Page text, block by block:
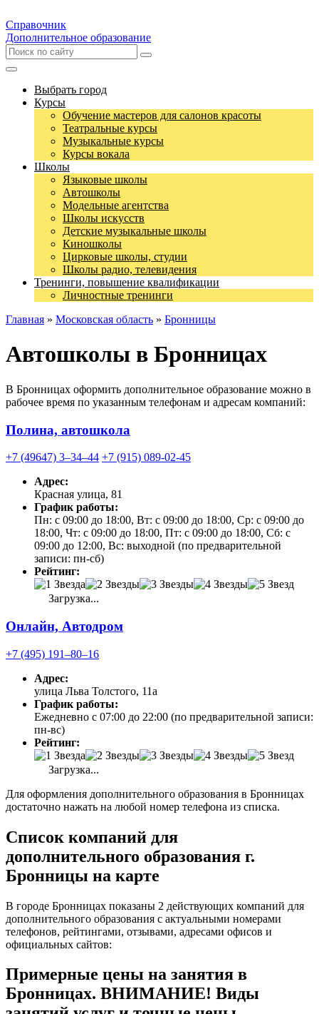
Справочник
Дополнительное образование
Выбрать город
Курсы
Обучение мастеров для салонов красоты
Театральные курсы
Музыкальные курсы
Курсы вокала
Школы
Языковые школы
Автошколы
Модельные агентства
Школы искусств
Детские музыкальные школы
Киношколы
Цирковые школы, студии
Школы радио, телевидения
Тренинги, повышение квалификации
Личностные тренинги
Главная » Московская область » Бронницы
Автошколы в Бронницах
В Бронницах оформить дополнительное образование можно в
рабочее время по указанным телефонам и адресам компаний:
Полина, автошкола
+7 (49647) 3‒34‒44 +7 (915) 089-02-45
Адрес:
Красная улица, 81
График работы:
Пн: с 09:00 до 18:00, Вт: с 09:00 до 18:00, Ср: с 09:00 до
18:00, Чт: с 09:00 до 18:00, Пт: с 09:00 до 18:00, Сб: с
09:00 до 12:00, Вс: выходной (по предварительной
записи: пн-сб)
Рейтинг:
Загрузка...
Онлайн, Автодром
+7 (495) 191‒80‒16
Адрес:
улица Льва Толстого, 11а
График работы:
Ежедневно с 07:00 до 22:00 (по предварительной записи:
пн-вс)
Рейтинг:
Загрузка...
Для оформления дополнительного образования в Бронницах
достаточно нажать на любой номер телефона из списка.
Список компаний для
дополнительного образования г.
Бронницы на карте
В городе Бронницах показаны 2 действующих компаний для
дополнительного образования с актуальными номерами
телефонов, рейтингами, отзывами, адресами офисов и
официальных сайтов:
Примерные цены на занятия в
Бронницах. ВНИМАНИЕ! Виды